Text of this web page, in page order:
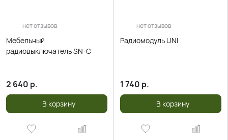
нет отзывов
Мебельный
радиовыключатель SN-C
2 640 р.
В корзину
нет отзывов
Радиомодуль UNI
1 740 р.
В корзину